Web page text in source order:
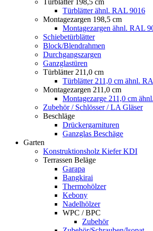
Türblätter 198,5 cm
Türblätter ähnl. RAL 9016
Montagezargen 198,5 cm
Montagezargen ähnl. RAL
Schiebetürblätter
Block/Blendrahmen
Durchgangszargen
Ganzglastüren
Türblätter 211,0 cm
Türblätter 211,0 cm ähnl.
Montagezargen 211,0 cm
Montagezarge 211,0 cm
Zubehör / Schlösser / LA Gläser
Beschläge
Drückergarnituren
Ganzglas Beschäge
Garten
Konstruktionsholz Kiefer KDI
Terrassen Beläge
Garapa
Bangkirai
Thermohölzer
Kebony
Nadelhölzer
WPC / BPC
Zubehör